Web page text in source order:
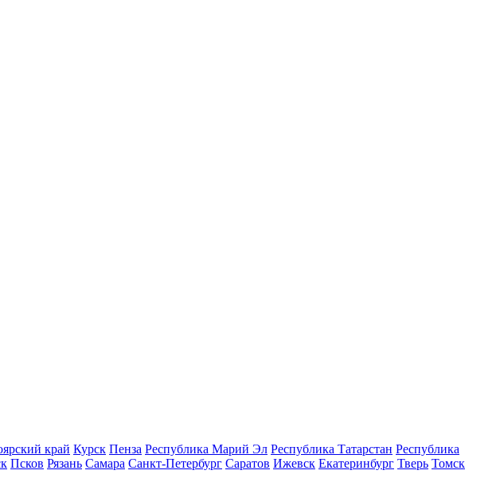
край Курск Пенза Республика Марий Эл Республика Татарстан Республика
Псков Рязань Самара Санкт-Петербург Саратов Ижевск Екатеринбург Тверь Томск